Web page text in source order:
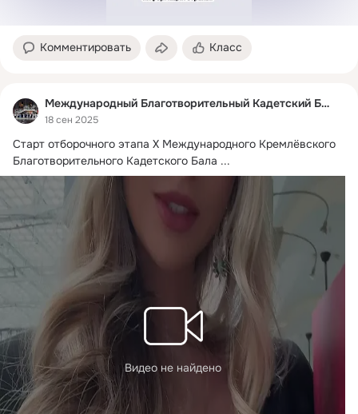
Комментировать Класс
Международный Благотворительный Кадетский Бал
18 сен 2025
Старт отборочного этапа X Международного Кремлёвского
Благотворительного Кадетского Бала ...
Видео не найдено